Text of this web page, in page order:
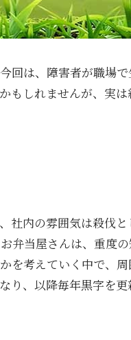
回は、障害者が職場
もしれませんが、実
社内の雰囲気は殺伐と
弁当屋さんは、重度
を考えていく中で、周
り、以降毎年黒字を更